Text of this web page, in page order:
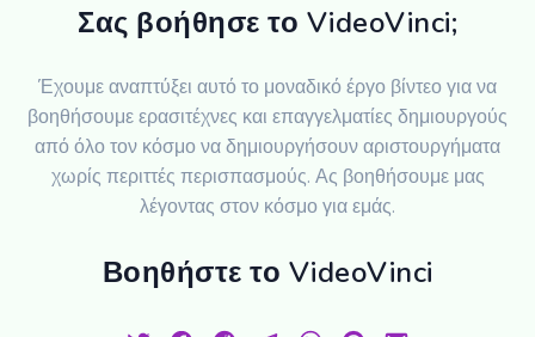
Σας βοήθησε το VideoVinci;
Έχουμε αναπτύξει αυτό το μοναδικό έργο βίντεο για να
βοηθήσουμε ερασιτέχνες και επαγγελματίες δημιουργούς
από όλο τον κόσμο να δημιουργήσουν αριστουργήματα
χωρίς περιττές περισπασμούς. Ας βοηθήσουμε μας
λέγοντας στον κόσμο για εμάς.
Βοηθήστε το VideoVinci